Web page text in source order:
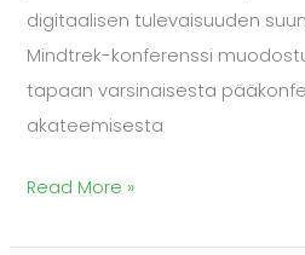
digitaalisen tulevaisuuden
Mindtrek-konferenssi
tapaan varsinaisesta
akateemisesta
Read More »